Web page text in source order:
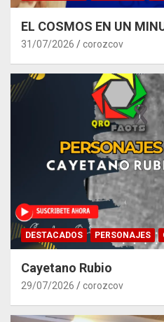
EL COSMOS EN UN
31/07/2026 corozcov
DESTACADOS PERSONAJES
Cayetano Rubio
29/07/2026 corozcov